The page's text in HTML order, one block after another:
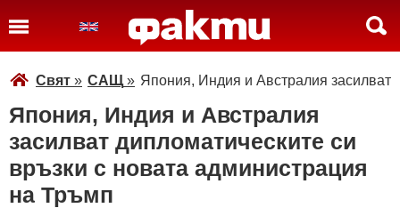
Свят » САЩ» Япония, Индия и Австралия засилват
Япония, Индия и Австралия
засилват дипломатическите си
връзки с новата администрация
на Тръмп